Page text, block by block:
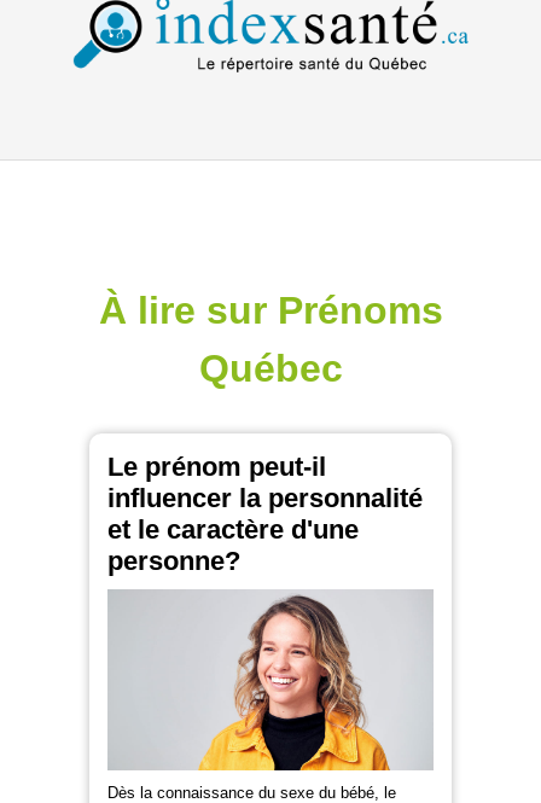
À lire sur Prénoms
Québec
Le prénom peut-il
influencer la personnalité
et le caractère d'une
personne?
Dès la connaissance du sexe du bébé, le